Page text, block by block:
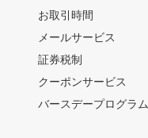
お取引時間
メールサービス
証券税制
クーポンサービス
バースデープログラム